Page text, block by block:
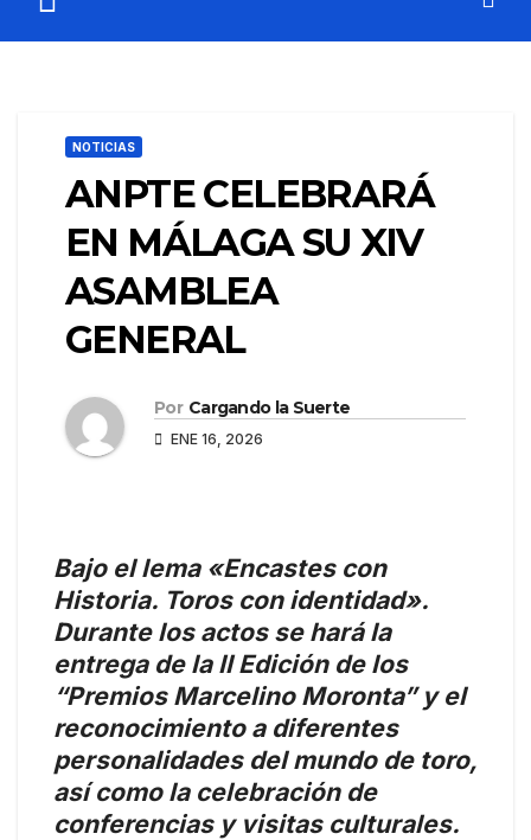
NOTICIAS
ANPTE CELEBRARÁ
EN MÁLAGA SU XIV
ASAMBLEA
GENERAL
Por Cargando la Suerte
ENE 16, 2026
Bajo el lema «Encastes con
Historia. Toros con identidad».
Durante los actos se hará la
entrega de la II Edición de los
“Premios Marcelino Moronta” y el
reconocimiento a diferentes
personalidades del mundo de toro,
así como la celebración de
conferencias y visitas culturales.